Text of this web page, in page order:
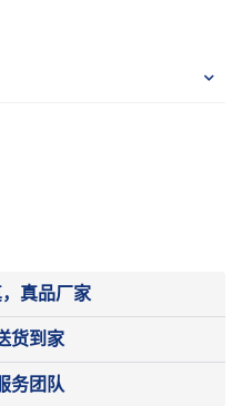
真品厂家
货到家
务团队